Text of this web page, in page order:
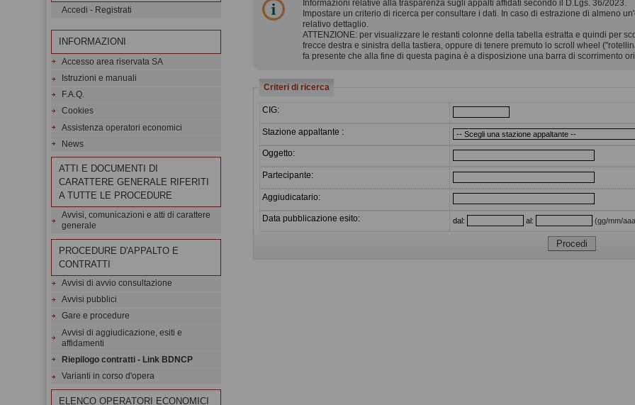
Informazioni relative alla trasparenza sugli appalti affidati secondo il D.Lgs. 36/2023.
Impostare un criterio di ricerca per consultare i dati. In caso di estrazione di almeno
relativo dettaglio.
ATTENZIONE: per visualizzare le restanti colonne della tabella estratta e quindi per
frecce destra e sinistra della tastiera, oppure di tenere premuto lo scroll wheel
fa presente che alla fine di questa pagina è a disposizione una barra di scorrimento
Criteri di ricerca
CIG:
Stazione appaltante :
Oggetto:
Partecipante:
Aggiudicatario:
Data pubblicazione esito: dal: al: (gg/mm/
Accedi - Registrati
INFORMAZIONI
Accesso area riservata SA
Istruzioni e manuali
F.A.Q.
Cookies
Assistenza operatori economici
News
ATTI E DOCUMENTI DI
CARATTERE GENERALE RIFERITI
A TUTTE LE PROCEDURE
Avvisi, comunicazioni e atti di carattere
generale
PROCEDURE D'APPALTO E
CONTRATTI
Avvisi di avvio consultazione
Avvisi pubblici
Gare e procedure
Avvisi di aggiudicazione, esiti e
affidamenti
Riepilogo contratti - Link BDNCP
Varianti in corso d'opera
ELENCO OPERATORI ECONOMICI